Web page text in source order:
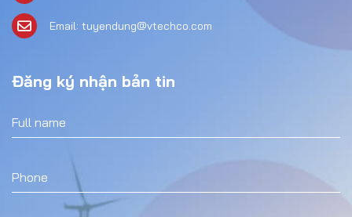
Email: tuyendung@vtechco.com
Đăng ký nhận bản tin